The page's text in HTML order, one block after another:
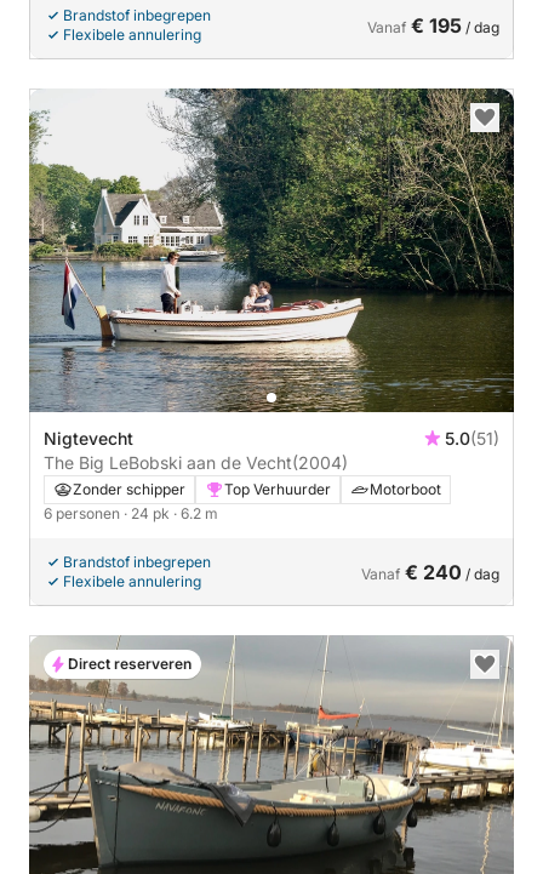
Brandstof inbegrepen
Flexibele annulering
Vanaf € 195 / dag
Nigtevecht 5.0(51)
The Big LeBobski aan de Vecht(2004)
Zonder schipper Top Verhuurder
Motorboot
6 personen · 24 pk · 6.2 m
Brandstof inbegrepen
Flexibele annulering
Vanaf € 240 / dag
Direct reserveren